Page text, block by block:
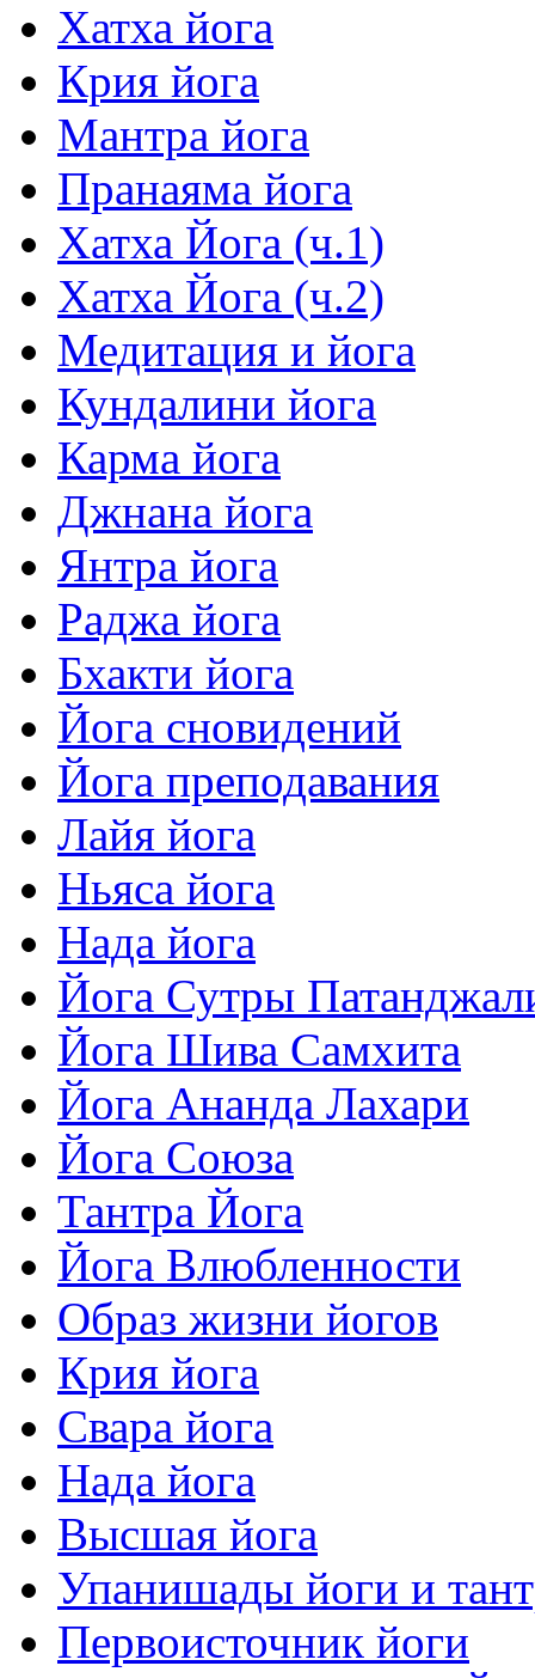
Хатха йога
Крия йога
Мантра йога
Пранаяма йога
Хатха Йога (ч.1)
Хатха Йога (ч.2)
Медитация и йога
Кундалини йога
Карма йога
Джнана йога
Янтра йога
Раджа йога
Бхакти йога
Йога сновидений
Йога преподавания
Лайя йога
Ньяса йога
Нада йога
Йога Сутры
Йога Шива Самхита
Йога Ананда Лахари
Йога Союза
Тантра Йога
Йога Влюбленности
Образ жизни йогов
Крия йога
Свара йога
Нада йога
Высшая йога
Упанишады йоги и
Первоисточник йоги